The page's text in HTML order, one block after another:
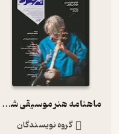
ماهنامه هنر موسیقی شماره 163
گروه نویسندگان